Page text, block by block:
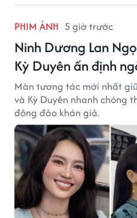
PHIM ẢNH 5 giờ trước
Ninh Dương Lan
Kỳ Duyên ấn định
Màn tương tác mới nhất
và Kỳ Duyên nhanh chóng
đông đảo khán giả.